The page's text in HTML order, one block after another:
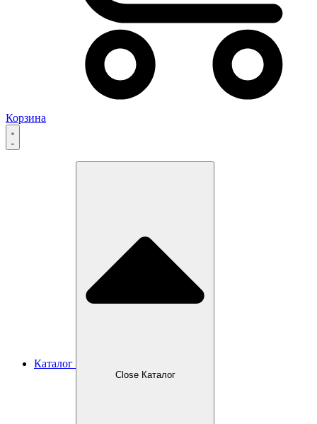
Корзина
Каталог
Close Каталог